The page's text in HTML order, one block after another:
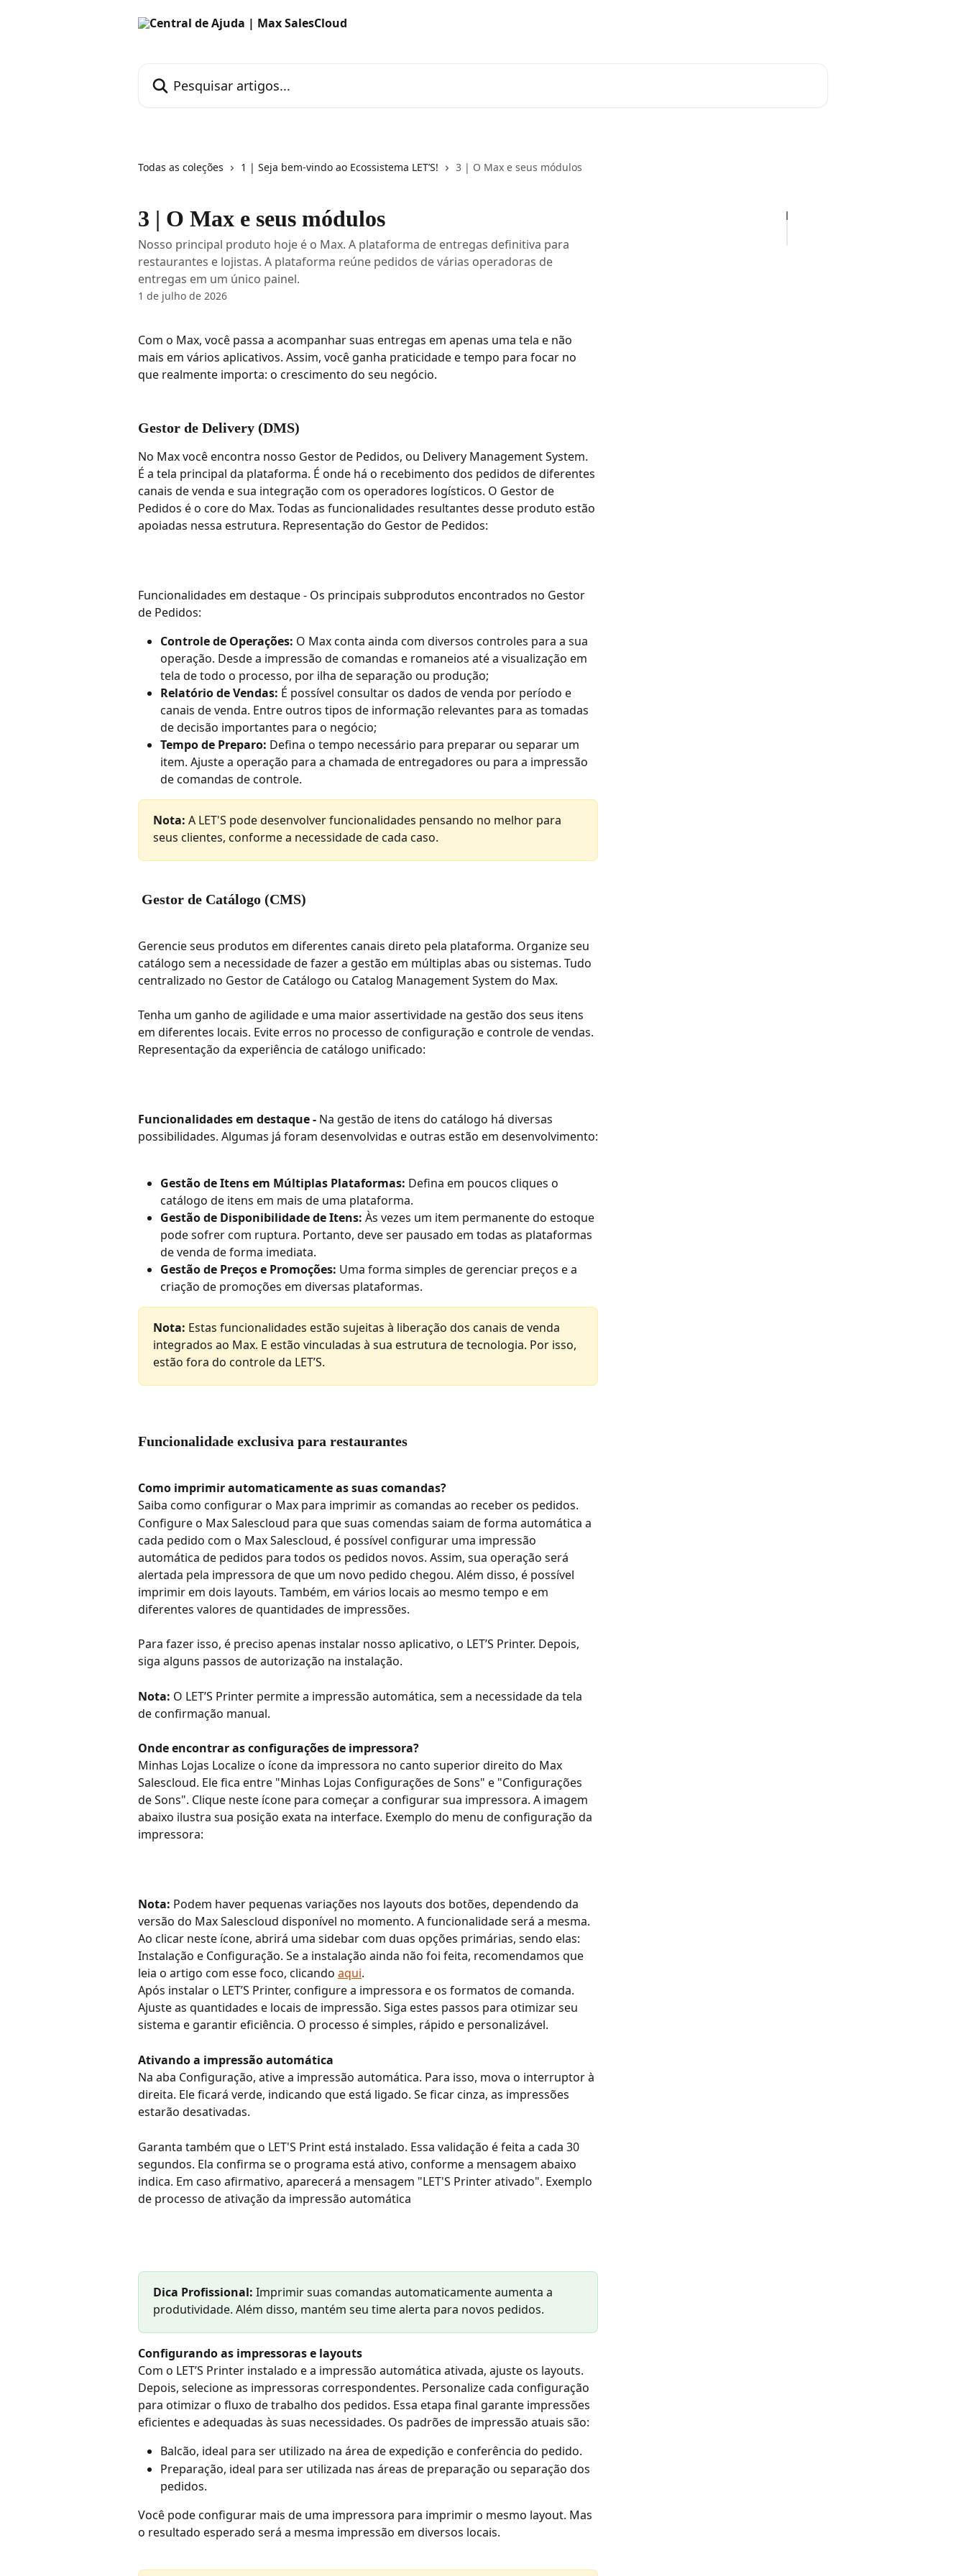
Todas as coleções 1 | Seja bem-vindo ao Ecossistema LET’S! 3 | O Max e seus módulos
3 | O Max e seus módulos
Nosso principal produto hoje é o Max. A plataforma de entregas definitiva para
restaurantes e lojistas. A plataforma reúne pedidos de várias operadoras de
entregas em um único painel.
1 de julho de 2026
Com o Max, você passa a acompanhar suas entregas em apenas uma tela e não
mais em vários aplicativos. Assim, você ganha praticidade e tempo para focar no
que realmente importa: o crescimento do seu negócio.
Gestor de Delivery (DMS)
No Max você encontra nosso Gestor de Pedidos, ou Delivery Management System.
É a tela principal da plataforma. É onde há o recebimento dos pedidos de diferentes
canais de venda e sua integração com os operadores logísticos. O Gestor de
Pedidos é o core do Max. Todas as funcionalidades resultantes desse produto estão
apoiadas nessa estrutura. Representação do Gestor de Pedidos:
Funcionalidades em destaque - Os principais subprodutos encontrados no Gestor
de Pedidos:
Controle de Operações: O Max conta ainda com diversos controles para a sua
operação. Desde a impressão de comandas e romaneios até a visualização em
tela de todo o processo, por ilha de separação ou produção;
Relatório de Vendas: É possível consultar os dados de venda por período e
canais de venda. Entre outros tipos de informação relevantes para as tomadas
de decisão importantes para o negócio;
Tempo de Preparo: Defina o tempo necessário para preparar ou separar um
item. Ajuste a operação para a chamada de entregadores ou para a impressão
de comandas de controle.
Nota: A LET'S pode desenvolver funcionalidades pensando no melhor para
seus clientes, conforme a necessidade de cada caso.
Gestor de Catálogo (CMS)
Gerencie seus produtos em diferentes canais direto pela plataforma. Organize seu
catálogo sem a necessidade de fazer a gestão em múltiplas abas ou sistemas. Tudo
centralizado no Gestor de Catálogo ou Catalog Management System do Max.
Tenha um ganho de agilidade e uma maior assertividade na gestão dos seus itens
em diferentes locais. Evite erros no processo de configuração e controle de vendas.
Representação da experiência de catálogo unificado:
Funcionalidades em destaque - Na gestão de itens do catálogo há diversas
possibilidades. Algumas já foram desenvolvidas e outras estão em desenvolvimento:
Gestão de Itens em Múltiplas Plataformas: Defina em poucos cliques o
catálogo de itens em mais de uma plataforma.
Gestão de Disponibilidade de Itens: Às vezes um item permanente do estoque
pode sofrer com ruptura. Portanto, deve ser pausado em todas as plataformas
de venda de forma imediata.
Gestão de Preços e Promoções: Uma forma simples de gerenciar preços e a
criação de promoções em diversas plataformas.
Nota: Estas funcionalidades estão sujeitas à liberação dos canais de venda
integrados ao Max. E estão vinculadas à sua estrutura de tecnologia. Por isso,
estão fora do controle da LET’S.
Funcionalidade exclusiva para restaurantes
Como imprimir automaticamente as suas comandas?
Saiba como configurar o Max para imprimir as comandas ao receber os pedidos.
Configure o Max Salescloud para que suas comendas saiam de forma automática a
cada pedido com o Max Salescloud, é possível configurar uma impressão
automática de pedidos para todos os pedidos novos. Assim, sua operação será
alertada pela impressora de que um novo pedido chegou. Além disso, é possível
imprimir em dois layouts. Também, em vários locais ao mesmo tempo e em
diferentes valores de quantidades de impressões.
Para fazer isso, é preciso apenas instalar nosso aplicativo, o LET’S Printer. Depois,
siga alguns passos de autorização na instalação.
Nota: O LET’S Printer permite a impressão automática, sem a necessidade da tela
de confirmação manual.
Onde encontrar as configurações de impressora?
Minhas Lojas Localize o ícone da impressora no canto superior direito do Max
Salescloud. Ele fica entre "Minhas Lojas Configurações de Sons" e "Configurações
de Sons". Clique neste ícone para começar a configurar sua impressora. A imagem
abaixo ilustra sua posição exata na interface. Exemplo do menu de configuração da
impressora:
Nota: Podem haver pequenas variações nos layouts dos botões, dependendo da
versão do Max Salescloud disponível no momento. A funcionalidade será a mesma.
Ao clicar neste ícone, abrirá uma sidebar com duas opções primárias, sendo elas:
Instalação e Configuração. Se a instalação ainda não foi feita, recomendamos que
leia o artigo com esse foco, clicando aqui.
Após instalar o LET’S Printer, configure a impressora e os formatos de comanda.
Ajuste as quantidades e locais de impressão. Siga estes passos para otimizar seu
sistema e garantir eficiência. O processo é simples, rápido e personalizável.
Ativando a impressão automática
Na aba Configuração, ative a impressão automática. Para isso, mova o interruptor à
direita. Ele ficará verde, indicando que está ligado. Se ficar cinza, as impressões
estarão desativadas.
Garanta também que o LET'S Print está instalado. Essa validação é feita a cada 30
segundos. Ela confirma se o programa está ativo, conforme a mensagem abaixo
indica. Em caso afirmativo, aparecerá a mensagem "LET'S Printer ativado". Exemplo
de processo de ativação da impressão automática
Dica Profissional: Imprimir suas comandas automaticamente aumenta a
produtividade. Além disso, mantém seu time alerta para novos pedidos.
Configurando as impressoras e layouts
Com o LET’S Printer instalado e a impressão automática ativada, ajuste os layouts.
Depois, selecione as impressoras correspondentes. Personalize cada configuração
para otimizar o fluxo de trabalho dos pedidos. Essa etapa final garante impressões
eficientes e adequadas às suas necessidades. Os padrões de impressão atuais são:
Balcão, ideal para ser utilizado na área de expedição e conferência do pedido.
Preparação, ideal para ser utilizada nas áreas de preparação ou separação dos
pedidos.
Você pode configurar mais de uma impressora para imprimir o mesmo layout. Mas
o resultado esperado será a mesma impressão em diversos locais.